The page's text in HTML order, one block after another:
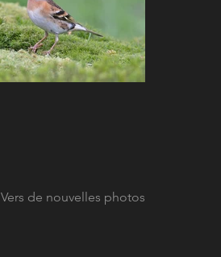
Vers de nouvelles photos